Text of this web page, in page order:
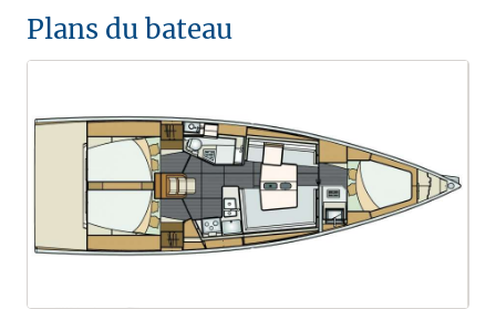
Plans du bateau